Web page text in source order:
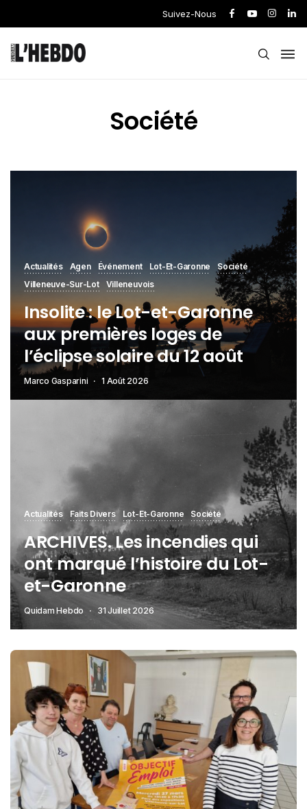
Suivez-Nous
Société
Actualités Agen Événement Lot-Et-Garonne
Société
Villeneuve-Sur-Lot
Villeneuvois
Insolite : le Lot-et-Garonne
aux premières loges de
l’éclipse solaire du 12 août
Marco Gasparini 1 Août 2026
Actualités Faits Divers Lot-Et-Garonne Société
ARCHIVES. Les incendies qui
ont marqué l’histoire du Lot-
et-Garonne
Quidam Hebdo 31 Juillet 2026